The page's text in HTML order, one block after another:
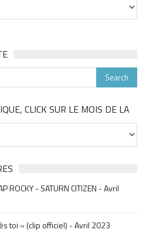
CLICK SUR LE MOIS DE LA
ROCKY - SATURN CITIZEN - Avril
toi » (clip officiel) - Avril 2023